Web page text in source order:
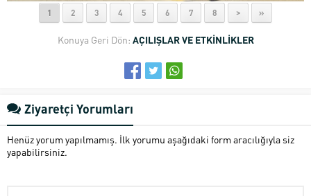
1 2 3 4 5 6 7 8 > »
Konuya Geri Dön: AÇILIŞLAR VE ETKİNLİKLER
Ziyaretçi Yorumları
Henüz yorum yapılmamış. İlk yorumu aşağıdaki form aracılığıyla siz
yapabilirsiniz.